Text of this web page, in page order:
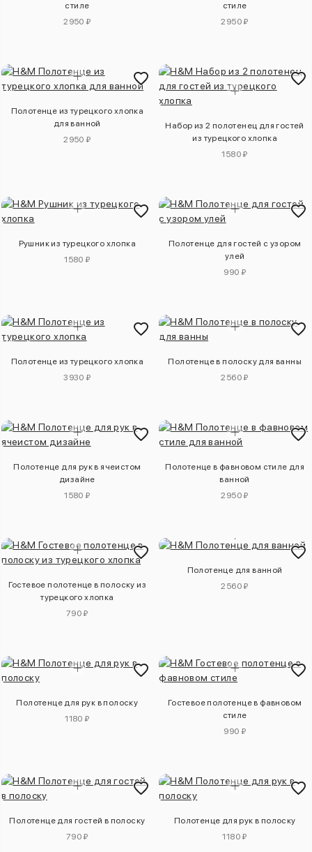
стиле
2950 ₽
стиле
2950 ₽
Полотенце из турецкого хлопка
для ванной
2950 ₽
Набор из 2 полотенец для гостей
из турецкого хлопка
1580 ₽
Рушник из турецкого хлопка
1580 ₽
Полотенце для гостей с узором
улей
990 ₽
Полотенце из турецкого хлопка
3930 ₽
Полотенце в полоску для ванны
2560 ₽
Полотенце для рук в ячеистом
дизайне
1580 ₽
Полотенце в фавновом стиле для
ванной
2950 ₽
Гостевое полотенце в полоску из
турецкого хлопка
790 ₽
Полотенце для ванной
2560 ₽
Полотенце для рук в полоску
1180 ₽
Гостевое полотенце в фавновом
стиле
990 ₽
Полотенце для гостей в полоску
790 ₽
Полотенце для рук в полоску
1180 ₽